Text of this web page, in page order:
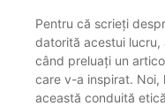
Pentru că scrieți
datorită acestui
când preluați un
care v-a inspirat. Noi,
această conduită